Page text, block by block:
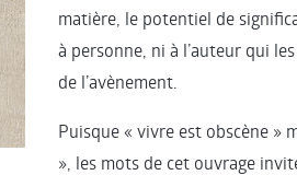
matière, le potentiel de
à personne, ni à l’auteur qui
de l’avènement.
Puisque « vivre est obscène »
», les mots de cet ouvrage